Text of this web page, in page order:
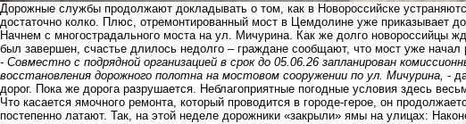
Дорожные службы продолжают докладывать о том, как в Новороссийске
достаточно колко. Плюс, отремонтированный мост в Цемдолине уже приказывает
Начнем с многострадального моста на ул. Мичурина. Как же долго новороссийцы
был завершен, счастье длилось недолго – граждане сообщают, что мост уже начал
- Совместно с подрядной организацией в срок до 05.06.26 запланирован
восстановления дорожного полотна на мостовом сооружении по ул. Мичурина, -
дорог. Пока же дорога разрушается.
Неблагоприятные погодные условия здесь
Что касается ямочного ремонта, который проводится в городе-герое, он
постепенно латают. Так, на этой неделе дорожники «закрыли» ямы на улицах: